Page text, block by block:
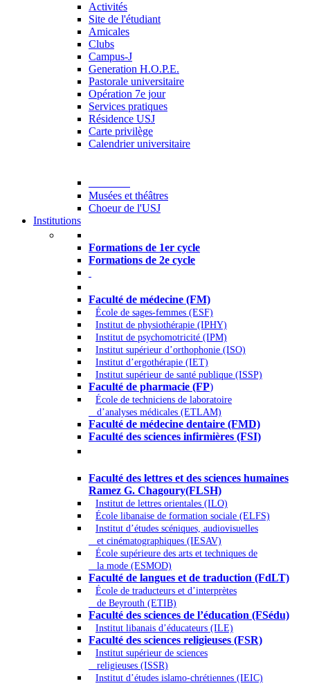
Activités
Site de l'étudiant
Amicales
Clubs
Campus-J
Generation H.O.P.E.
Pastorale universitaire
Opération 7e jour
Services pratiques
Résidence USJ
Carte privilège
Calendrier universitaire
Musées et théâtres
Choeur de l'USJ
Institutions
Formations de 1er cycle
Formations de 2e cycle
Faculté de médecine (FM)
École de sages-femmes (ESF)
Institut de physiothérapie (IPHY)
Institut de psychomotricité (IPM)
Institut supérieur d’orthophonie (ISO)
Institut d’ergothérapie (IET)
Institut supérieur de santé publique (ISSP)
Faculté de pharmacie (FP)
École de techniciens de laboratoire
d’analyses médicales (ETLAM)
Faculté de médecine dentaire (FMD)
Faculté des sciences infirmières (FSI)
Faculté des lettres et des sciences humaines
Ramez G. Chagoury(FLSH)
Institut de lettres orientales (ILO)
École libanaise de formation sociale (ELFS)
Institut d’études scéniques, audiovisuelles
et cinématographiques (IESAV)
École supérieure des arts et techniques de
la mode (ESMOD)
Faculté de langues et de traduction (FdLT)
École de traducteurs et d’interprètes
de Beyrouth (ETIB)
Faculté des sciences de l’éducation (FSédu)
Institut libanais d’éducateurs (ILE)
Faculté des sciences religieuses (FSR)
Institut supérieur de sciences
religieuses (ISSR)
Institut d’études islamo-chrétiennes (IEIC)